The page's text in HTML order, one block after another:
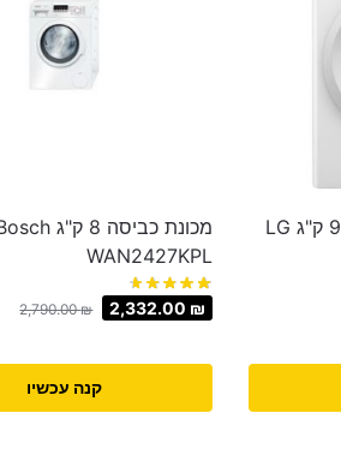
מכונת כביסה פתח קידמי ‏9 ‏ק"ג LG
WAN2427KPL
2,790.00₪ 2,332.00 ₪
קנה עכשיו